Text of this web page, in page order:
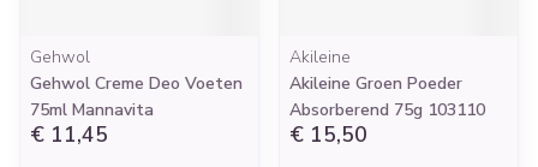
Gehwol
Gehwol Creme Deo Voeten
75ml Mannavita
€ 11,45
Akileine
Akileine Groen Poeder
Absorberend 75g 103110
€ 15,50